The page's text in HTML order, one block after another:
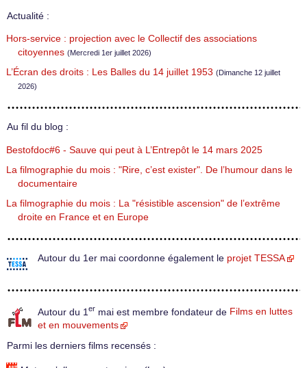
Actualité :
Hors-service : projection avec le Collectif des associations
citoyennes (Mercredi 1er juillet 2026)
L’Écran des droits : Les Balles du 14 juillet 1953 (Dimanche 12 juillet
2026)
Au fil du blog :
Bestofdoc#6 - Sauve qui peut à L’Entrepôt le 14 mars 2025
La filmographie du mois : "Rire, c’est exister". De l’humour dans le
documentaire
La filmographie du mois : La "résistible ascension" de l’extrême
droite en France et en Europe
Autour du 1er mai coordonne également le projet TESSA
Autour du 1 er mai est membre fondateur de Films en luttes
et en mouvements
Parmi les derniers films recensés :